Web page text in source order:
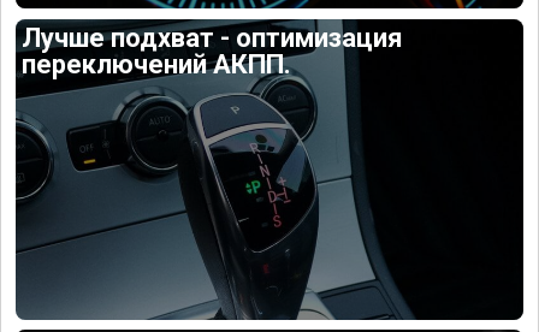
Лучше подхват - оптимизация
переключений АКПП.